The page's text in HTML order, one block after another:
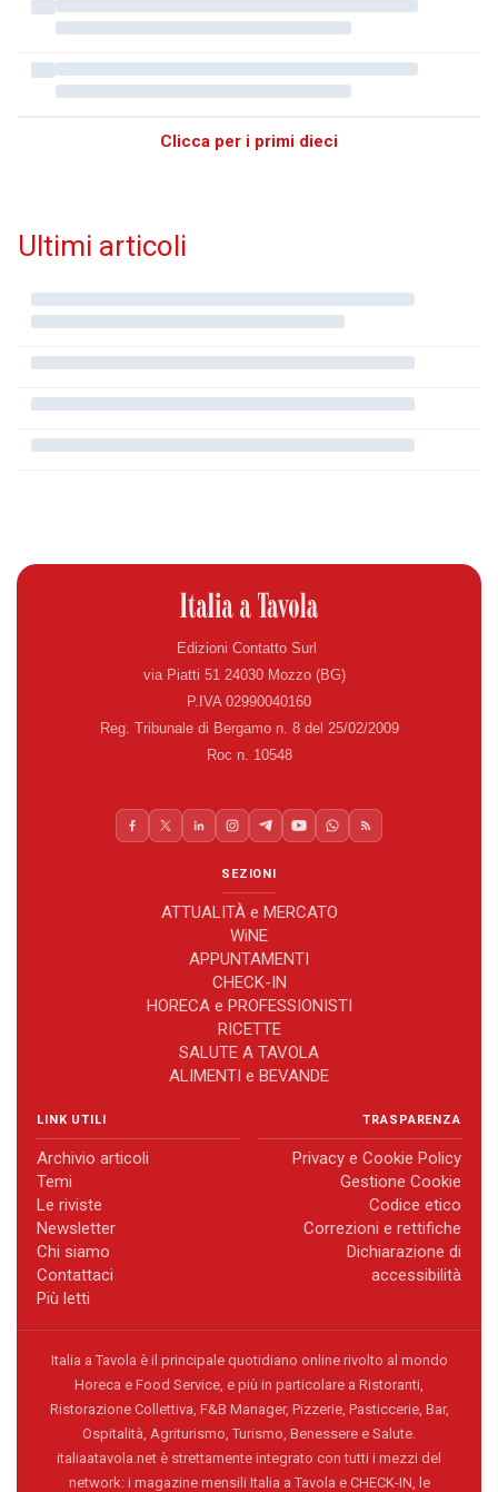
Clicca per i primi dieci
Ultimi articoli
Edizioni Contatto Surl
via Piatti 51 24030 Mozzo (BG)
P.IVA 02990040160
Reg. Tribunale di Bergamo n. 8 del 25/02/2009
Roc n. 10548
SEZIONI
ATTUALITÀ e MERCATO
WiNE
APPUNTAMENTI
CHECK-IN
HORECA e PROFESSIONISTI
RICETTE
SALUTE A TAVOLA
ALIMENTI e BEVANDE
LINK UTILI
Archivio articoli
Temi
Le riviste
Newsletter
Chi siamo
Contattaci
Più letti
TRASPARENZA
Privacy e Cookie Policy
Gestione Cookie
Codice etico
Correzioni e rettifiche
Dichiarazione di
accessibilità
Italia a Tavola è il principale quotidiano online rivolto al mondo
Horeca e Food Service, e più in particolare a Ristoranti,
Ristorazione Collettiva, F&B Manager, Pizzerie, Pasticcerie, Bar,
Ospitalità, Agriturismo, Turismo, Benessere e Salute.
italiaatavola.net è strettamente integrato con tutti i mezzi del
network: i magazine mensili Italia a Tavola e CHECK-IN, le